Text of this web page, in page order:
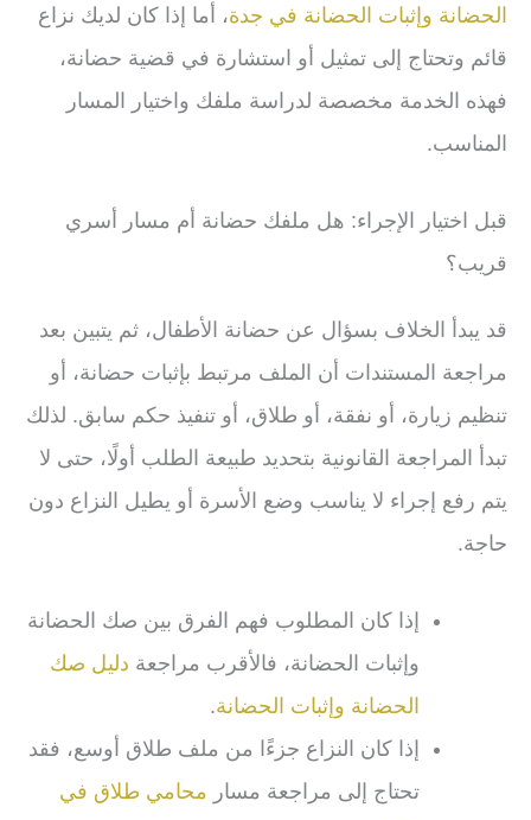
الحضانة وإثبات الحضانة في جدة، أما إذا كان لديك نزاع
قائم وتحتاج إلى تمثيل أو استشارة في قضية حضانة،
فهذه الخدمة مخصصة لدراسة ملفك واختيار المسار
المناسب.
قبل اختيار الإجراء: هل ملفك حضانة أم مسار أسري
قريب؟
قد يبدأ الخلاف بسؤال عن حضانة الأطفال، ثم يتبين بعد
مراجعة المستندات أن الملف مرتبط بإثبات حضانة، أو
تنظيم زيارة، أو نفقة، أو طلاق، أو تنفيذ حكم سابق. لذلك
تبدأ المراجعة القانونية بتحديد طبيعة الطلب أولًا، حتى لا
يتم رفع إجراء لا يناسب وضع الأسرة أو يطيل النزاع دون
حاجة.
إذا كان المطلوب فهم الفرق بين صك الحضانة
وإثبات الحضانة، فالأقرب مراجعة دليل صك
الحضانة وإثبات الحضانة.
إذا كان النزاع جزءًا من ملف طلاق أوسع، فقد
تحتاج إلى مراجعة مسار محامي طلاق في